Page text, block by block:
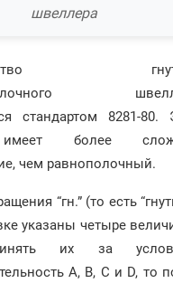
швеллера
стандартом 8281-80.
более
чем равнополочный.
“гн.” (то есть
указаны четыре
их за
А, В, С и D, то